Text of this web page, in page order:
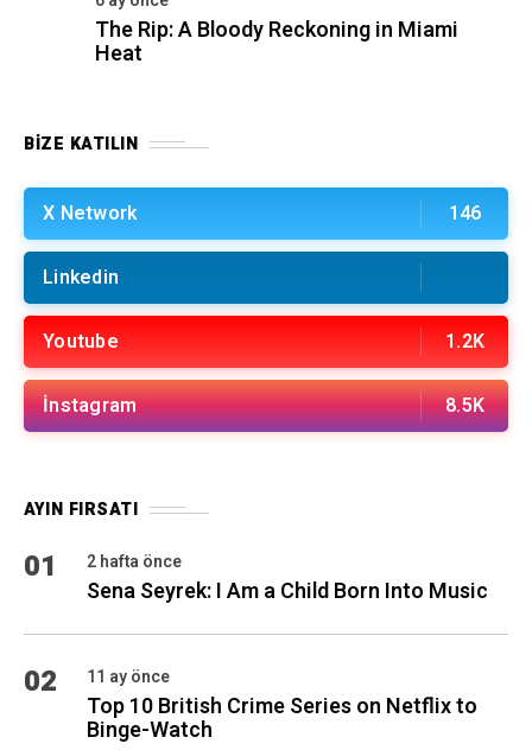
The Rip: A Bloody Reckoning in Miami
Heat
BIZE KATILIN
X Network 146
Linkedin
Youtube 1.2K
İnstagram 8.5K
AYIN FIRSATI
01 2 hafta önce
Sena Seyrek: I Am a Child Born Into Music
02 11 ay önce
Top 10 British Crime Series on Netflix to
Binge-Watch